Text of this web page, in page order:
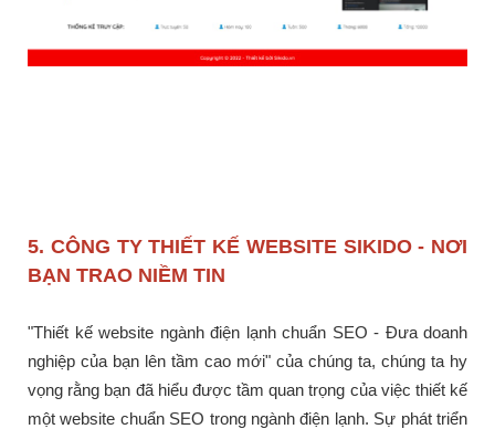
5. CÔNG TY THIẾT KẾ WEBSITE SIKIDO - NƠI
BẠN TRAO NIỀM TIN
"Thiết kế website ngành điện lạnh chuẩn SEO - Đưa doanh
nghiệp của bạn lên tầm cao mới" của chúng ta, chúng ta hy
vọng rằng bạn đã hiểu được tầm quan trọng của việc thiết kế
một website chuẩn SEO trong ngành điện lạnh. Sự phát triển